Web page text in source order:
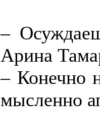
–
Арина
– Конечно
мысленно